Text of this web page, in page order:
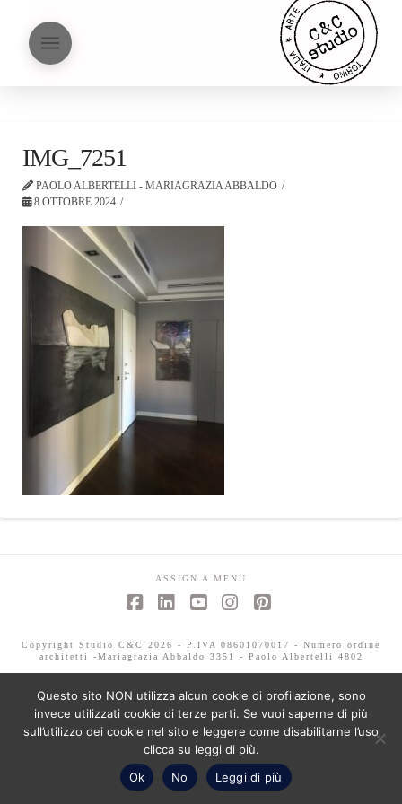
IMG_7251
PAOLO ALBERTELLI - MARIAGRAZIA ABBALDO
8 OTTOBRE 2024
ASSIGN A MENU
Copyright Studio C&C 2026 - P.IVA 08601070017 - Numero ordine
architetti -Mariagrazia Abbaldo 3351 - Paolo Albertelli 4802
Questo sito NON utilizza alcun cookie di profilazione, sono
invece utilizzati cookie di terze parti. Se vuoi saperne di più
sull’utilizzo dei cookie nel sito e leggere come disabilitarne l’uso
clicca su leggi di più.
Ok
No Leggi di più